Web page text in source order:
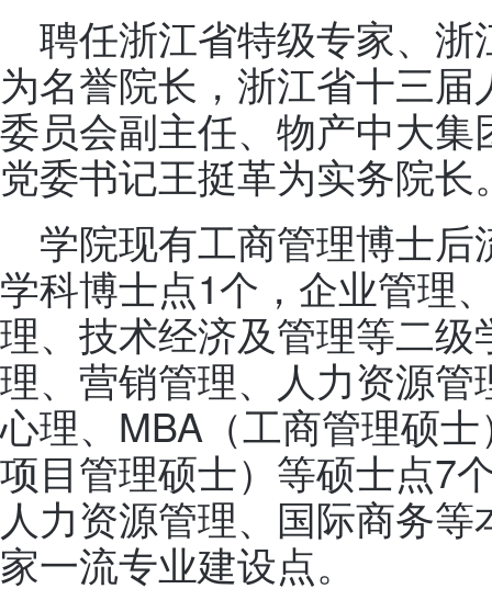
聘任浙江省特级专家、
为名誉院长，浙江省十三
委员会副主任、物产中大
党委书记王挺革为实务院长
学院现有工商管理博士
学科博士点1个，企业管理
理、技术经济及管理等二
理、营销管理、人力资源
心理、MBA（工商管理硕
项目管理硕士）等硕士点7
人力资源管理、国际商务
家一流专业建设点。